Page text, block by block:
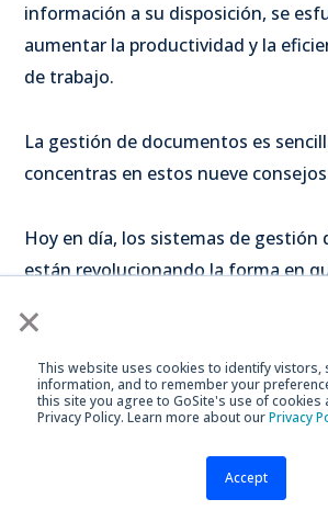
×
This website uses cookies to identify vistors,
information, and to remember your
this site you agree to GoSite's use of
Privacy Policy. Learn more about ourPrivacy
Accept
información a su disposición, se
aumentar la productividad y la
de trabajo.
La gestión de documentos es
concentras en estos nueve
Hoy en día, los sistemas de gestión
están revolucionando la forma en
Cualquiera que sea las reglas de
documentos y la sintaxis que
asegúrate de que cada miembro del
los detalles del documento
gestionar la información de manera